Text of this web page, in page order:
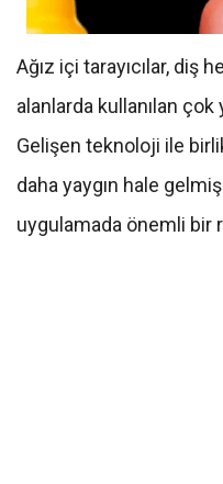
Ağız içi tarayıcılar, diş
alanlarda kullanılan
Gelişen teknoloji ile
daha yaygın hale
uygulamada önemli bir